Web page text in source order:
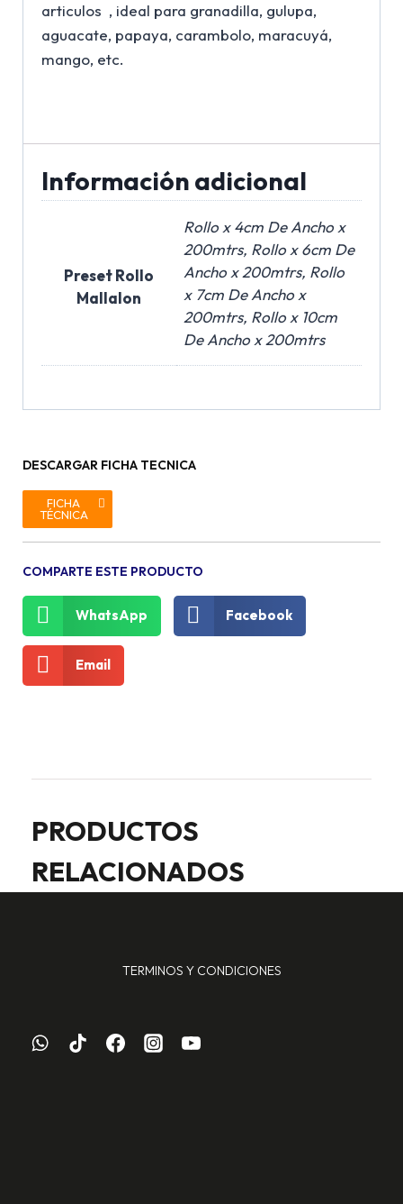
articulos , ideal para granadilla, gulupa,
aguacate, papaya, carambolo, maracuyá,
mango, etc.
Información adicional
Preset Rollo
Mallalon
Rollo x 4cm De Ancho x
200mtrs, Rollo x 6cm De
Ancho x 200mtrs, Rollo
x 7cm De Ancho x
200mtrs, Rollo x 10cm
De Ancho x 200mtrs
DESCARGAR FICHA TECNICA
FICHA
TÉCNICA
COMPARTE ESTE PRODUCTO
WhatsApp Facebook
Email
PRODUCTOS
RELACIONADOS
TERMINOS Y CONDICIONES